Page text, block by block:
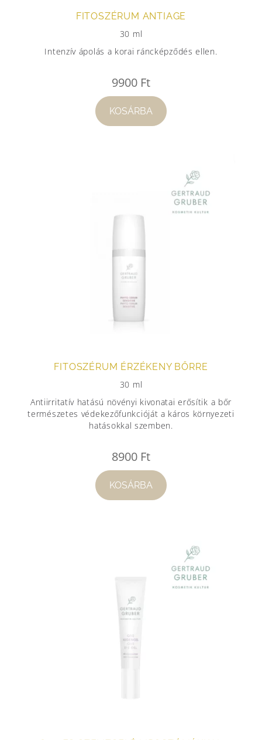
FITOSZÉRUM ANTIAGE
30 ml
Intenzív ápolás a korai ráncképződés ellen.
9900 Ft
KOSÁRBA
FITOSZÉRUM ÉRZÉKENY BŐRRE
30 ml
Antiirritatív hatású növényi kivonatai erősítik a bőr
természetes védekezőfunkcióját a káros környezeti
hatásokkal szemben.
8900 Ft
KOSÁRBA